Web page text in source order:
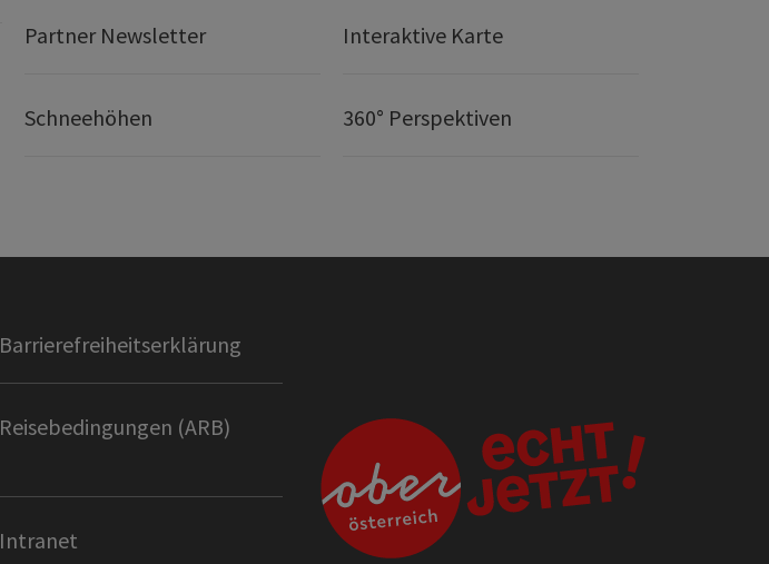
Partner Newsletter Interaktive Karte
Schneehöhen 360° Perspektiven
Barrierefreiheitserklärung
Reisebedingungen (ARB)
Intranet